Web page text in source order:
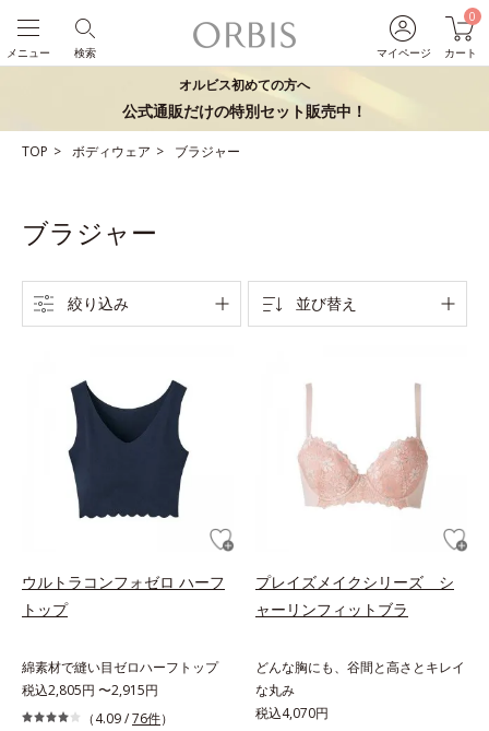
マイページ
0
カート
検索
メニュー
オルビス初めての方へ
公式通販だけの特別セット販売中！
TOP ボディウェア ブラジャー
ブラジャー
絞り込み 並び替え
ウルトラコンフォゼロ ハーフ
トップ
綿素材で縫い目ゼロハーフトップ
税込2,805円 〜2,915円
（4.09 /76件）
プレイズメイクシリーズ シ
ャーリンフィットブラ
どんな胸にも、谷間と高さとキレイ
な丸み
税込4,070円